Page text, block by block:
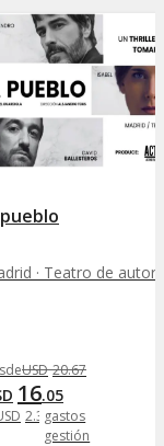
pueblo
· Teatro de autor
USD 20.67
16.05
2.31gastos
gestión